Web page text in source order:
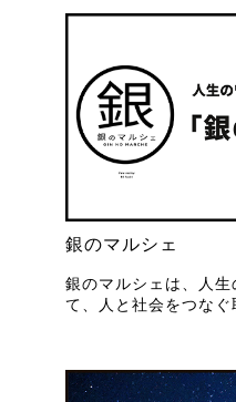
銀のマルシェ
銀のマルシェは、人
て、人と社会をつなぐ